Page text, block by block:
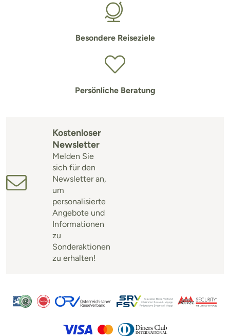
Besondere Reiseziele
Persönliche Beratung
Kostenloser
Newsletter
Melden Sie
sich für den
Newsletter an,
um
personalisierte
Angebote und
Informationen
zu
Sonderaktionen
zu erhalten!